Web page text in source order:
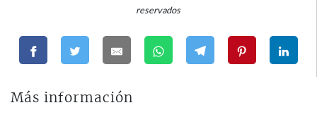
reservados
Más información